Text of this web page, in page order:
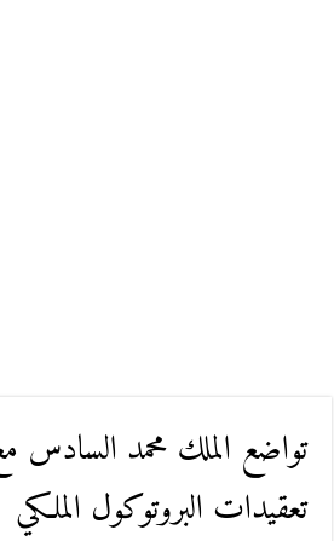
تواضع الملك محمد السادس
تعقيدات البروتوكول الملكي